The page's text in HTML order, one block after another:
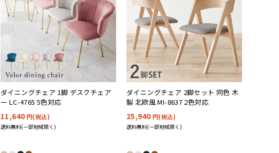
ダイニングチェア 1脚 デスクチェア
ー LC-4765 5色対応
11,640 円(税込)
送料無料(一部地域除く)
ダイニングチェア 2脚セット 同色 木
製 北欧風 MI-8637 2色対応
25,940 円(税込)
送料無料(一部地域除く)